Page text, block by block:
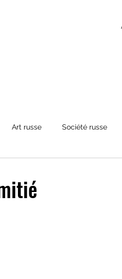
Art russe Société russe